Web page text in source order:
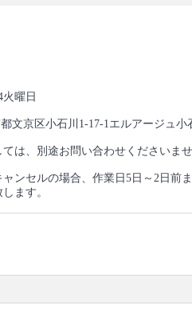
曜日
都文京区小石川1-17-1エルアージュ小
は、別途お問い合わせくださいませ
ャンセルの場合、作業日5日～2日
ます。